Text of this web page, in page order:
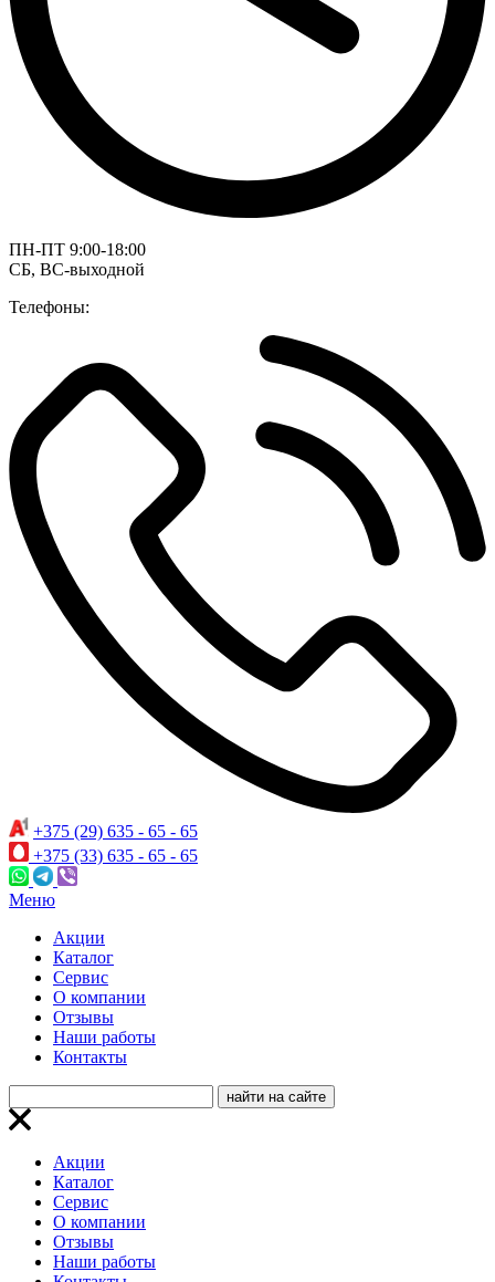
ПН-ПТ 9:00-18:00
СБ, ВС-выходной
Телефоны:
+375 (29) 635 - 65 - 65
+375 (33) 635 - 65 - 65
Меню
Акции
Каталог
Сервис
О компании
Отзывы
Наши работы
Контакты
Акции
Каталог
Сервис
О компании
Отзывы
Наши работы